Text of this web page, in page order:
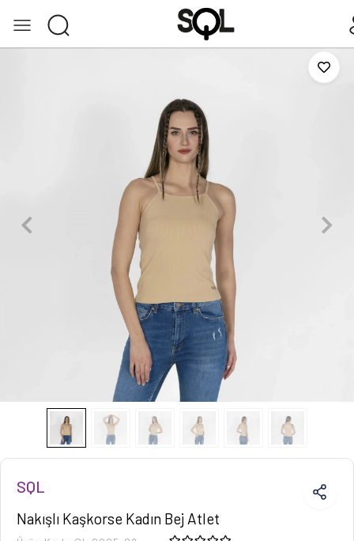
SQL
Nakışlı Kaşkorse Kadın Bej Atlet